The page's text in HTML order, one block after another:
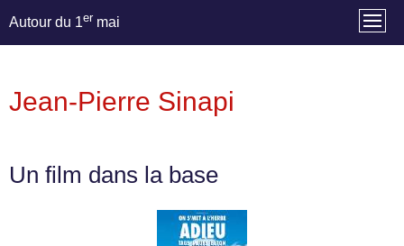
Autour du 1er mai
Jean-Pierre Sinapi
Un film dans la base